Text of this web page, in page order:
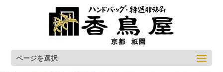
ページを選択